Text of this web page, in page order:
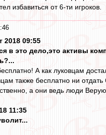
избавиться от 6-ти игроков.
2018 09:55
в это дело,это активы
А как луковцам
также бесплатно ни
а они ведь люди
11:35